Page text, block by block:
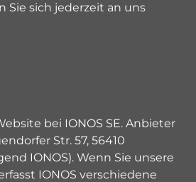
Sie sich jederzeit an uns
bei IONOS SE. Anbieter
Str. 57, 56410
IONOS). Wenn Sie unsere
IONOS verschiedene